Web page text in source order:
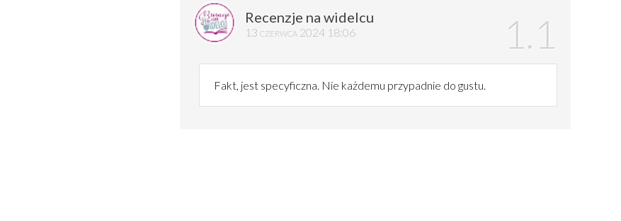
Recenzje na widelcu
13 czerwca 2024 18:06
Fakt, jest specyficzna. Nie każdemu przypadnie do gustu.